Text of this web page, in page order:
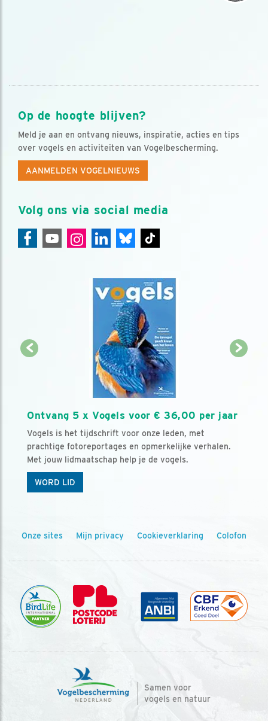
Op de hoogte blijven?
Meld je aan en ontvang nieuws, inspiratie, acties en tips
over vogels en activiteiten van Vogelbescherming.
AANMELDEN VOGELNIEUWS
Volg ons via social media
Ontvang 5 x Vogels voor € 36,00 per jaar
Vogels is het tijdschrift voor onze leden, met
prachtige fotoreportages en opmerkelijke verhalen.
Met jouw lidmaatschap help je de vogels.
WORD LID
Onze sites Mijn privacy Cookieverklaring Colofon
Samen voor
vogels en natuur